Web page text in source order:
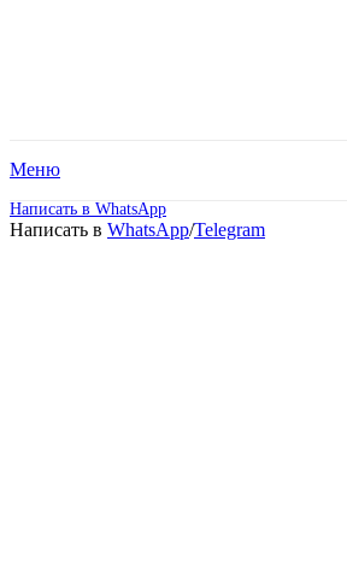
Меню
Написать в WhatsApp
Написать в WhatsApp/Telegram